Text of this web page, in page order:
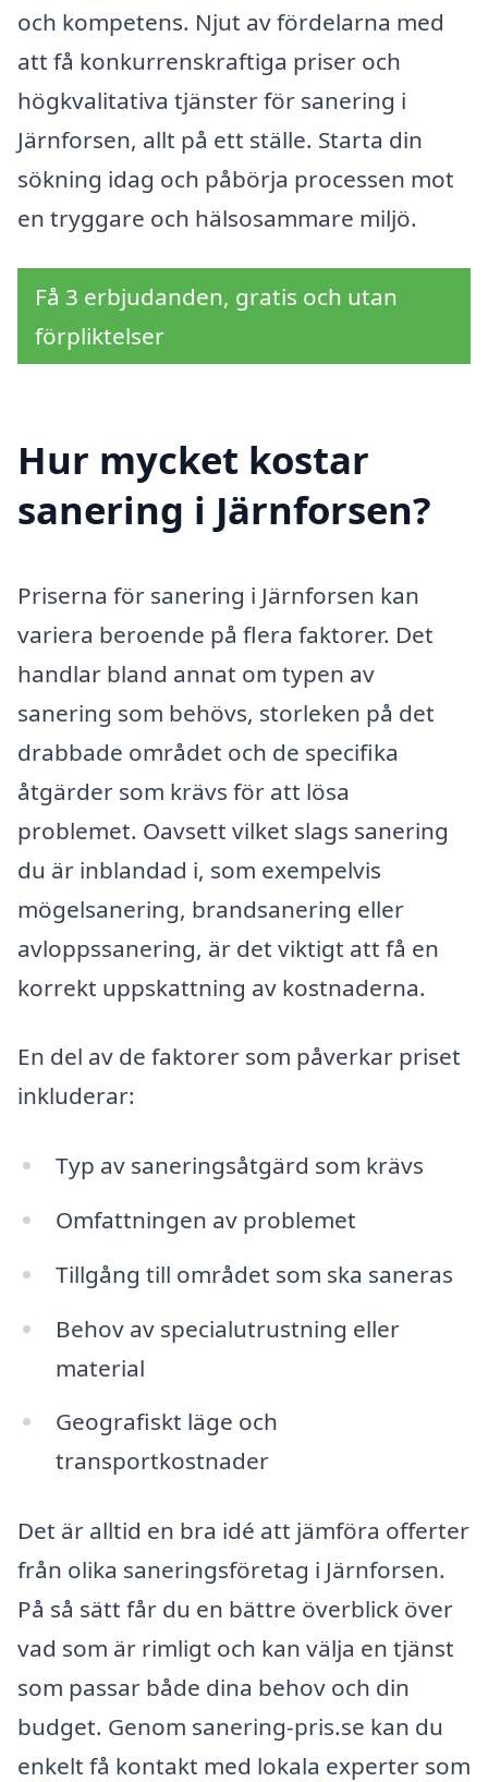
och kompetens. Njut av fördelarna med
att få konkurrenskraftiga priser och
högkvalitativa tjänster för sanering i
Järnforsen, allt på ett ställe. Starta din
sökning idag och påbörja processen mot
en tryggare och hälsosammare miljö.
Få 3 erbjudanden, gratis och utan
förpliktelser
Hur mycket kostar
sanering i Järnforsen?
Priserna för sanering i Järnforsen kan
variera beroende på flera faktorer. Det
handlar bland annat om typen av
sanering som behövs, storleken på det
drabbade området och de specifika
åtgärder som krävs för att lösa
problemet. Oavsett vilket slags sanering
du är inblandad i, som exempelvis
mögelsanering, brandsanering eller
avloppssanering, är det viktigt att få en
korrekt uppskattning av kostnaderna.
En del av de faktorer som påverkar priset
inkluderar:
Typ av saneringsåtgärd som krävs
Omfattningen av problemet
Tillgång till området som ska saneras
Behov av specialutrustning eller
material
Geografiskt läge och
transportkostnader
Det är alltid en bra idé att jämföra offerter
från olika saneringsföretag i Järnforsen.
På så sätt får du en bättre överblick över
vad som är rimligt och kan välja en tjänst
som passar både dina behov och din
budget. Genom sanering-pris.se kan du
enkelt få kontakt med lokala experter som